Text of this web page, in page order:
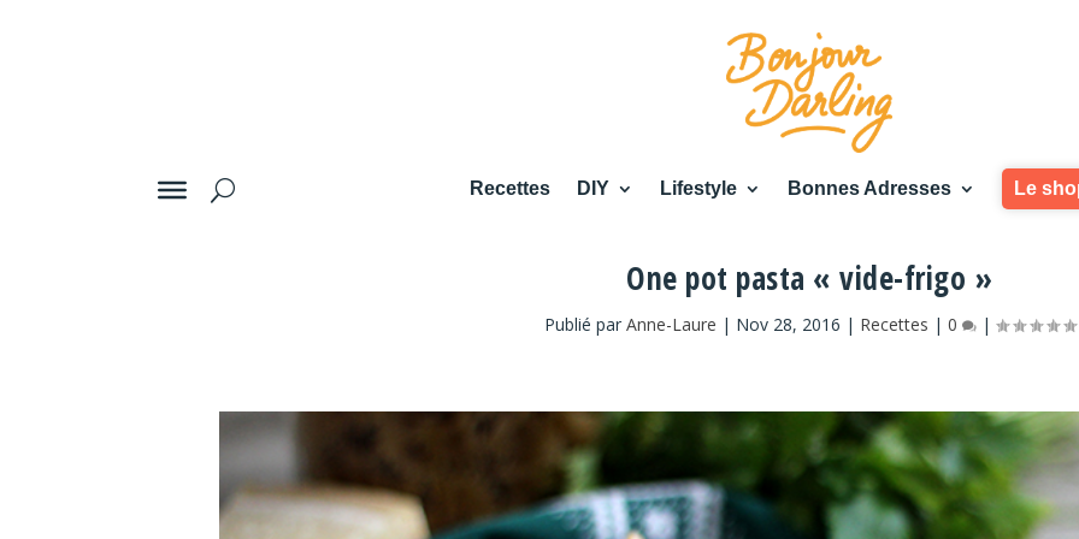
Recettes DIY Lifestyle Bonnes Adresses Le
One pot pasta « vide-frigo »
Publié par Anne-Laure | Nov 28, 2016 | Recettes | 0 |